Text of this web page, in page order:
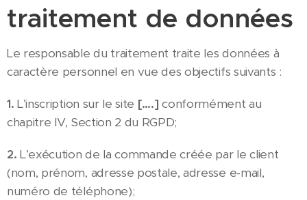
traitement de données
Le responsable du traitement traite les données à
caractère personnel en vue des objectifs suivants :
1.L’inscription sur le site [….] conformément au
chapitre IV, Section 2 du RGPD;
2.L’exécution de la commande créée par le client
(nom, prénom, adresse postale, adresse e-mail,
numéro de téléphone);